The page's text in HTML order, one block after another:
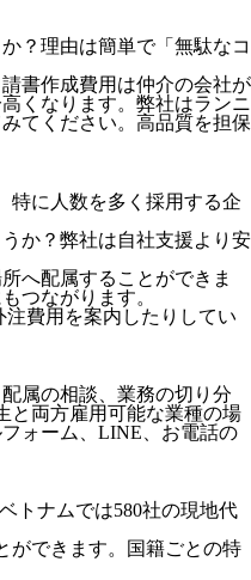
？理由は簡単で「無駄なコ
書作成費用は仲介の会社が
くなります。弊社はランニ
てください。 高品質を担保
特に人数を多く採用する企
か？弊社は自社支援より安
へ配属することができま
つながります。
費用を案内したりしてい
属の相談、業務の切り分
と両方雇用可能な業種の場
ォーム、LINE、お電話の
トナムでは580社の現地代
ができます。国籍ごとの特